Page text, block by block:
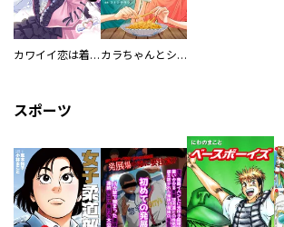
カワイイ恋は着飾らない カラちゃんとシトーさんと、 【分冊版】
スポーツ